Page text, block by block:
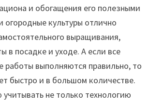
и обогащения его полезными
огородные культуры отлично
выращивания,
в посадке и уходе. А если все
работы выполняются правильно, то
быстро и в большом количестве.
учитывать не только технологию